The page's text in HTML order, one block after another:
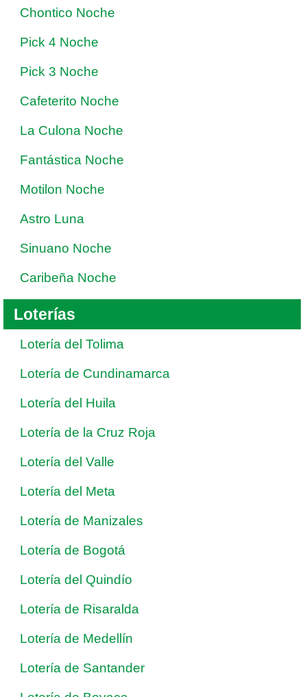
Chontico Noche
Pick 4 Noche
Pick 3 Noche
Cafeterito Noche
La Culona Noche
Fantástica Noche
Motilon Noche
Astro Luna
Sinuano Noche
Caribeña Noche
Loterías
Lotería del Tolima
Lotería de Cundinamarca
Lotería del Huila
Lotería de la Cruz Roja
Lotería del Valle
Lotería del Meta
Lotería de Manizales
Lotería de Bogotá
Lotería del Quindío
Lotería de Risaralda
Lotería de Medellín
Lotería de Santander